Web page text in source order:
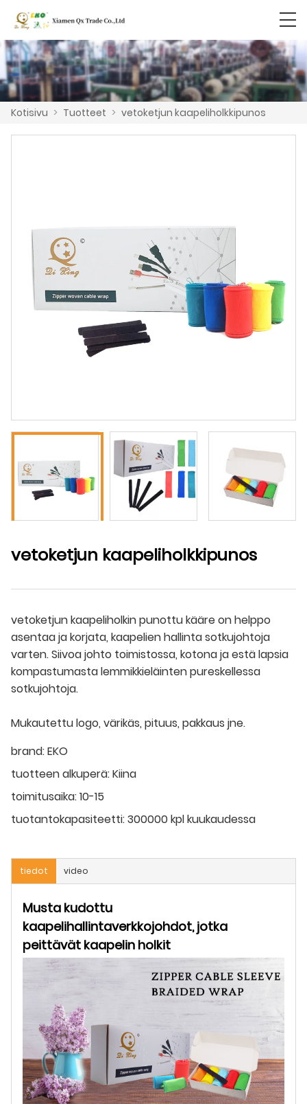
Kotisivu > Tuotteet > vetoketjun kaapeliholkkipunos
vetoketjun kaapeliholkkipunos
vetoketjun kaapeliholkin punottu kääre on helppo
asentaa ja korjata, kaapelien hallinta sotkujohtoja
varten. Siivoa johto toimistossa, kotona ja estä lapsia
kompastumasta lemmikkieläinten pureskellessa
sotkujohtoja.
Mukautettu logo, värikäs, pituus, pakkaus jne.
brand:EKO
tuotteen alkuperä:Kiina
toimitusaika:10-15
tuotantokapasiteetti:300000 kpl kuukaudessa
tiedot video
Musta kudottu
kaapelihallintaverkkojohdot, jotka
peittävät kaapelin holkit